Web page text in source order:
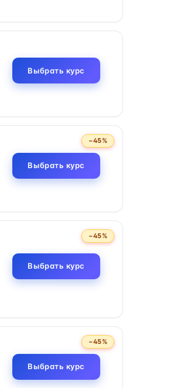
Выбрать курс
−45%
Выбрать курс
−45%
Выбрать курс
−45%
Выбрать курс